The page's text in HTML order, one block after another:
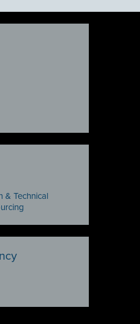
& Technical